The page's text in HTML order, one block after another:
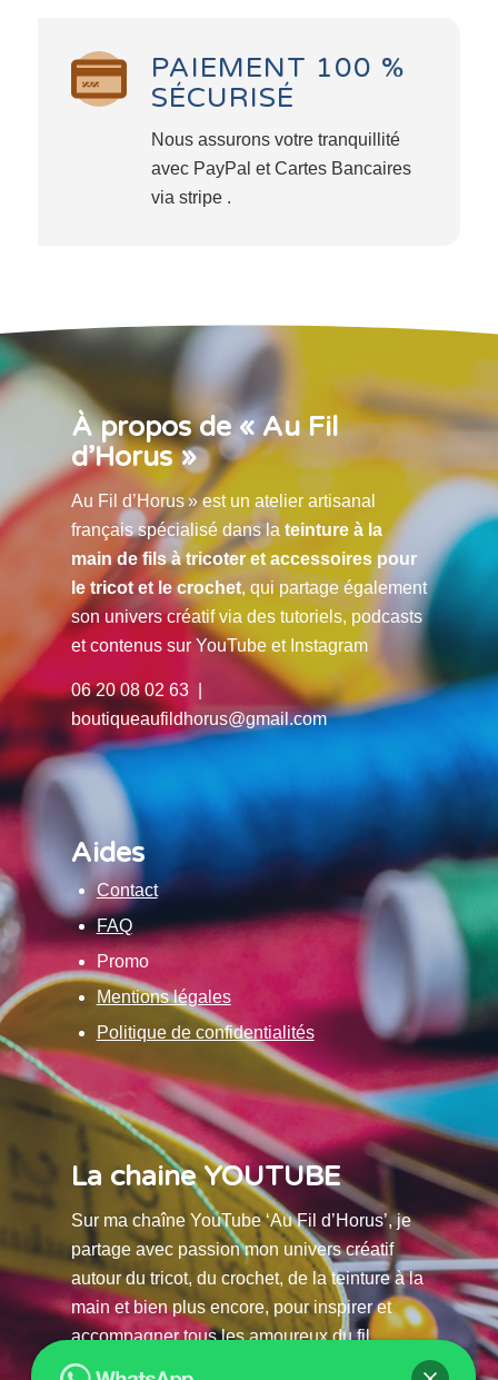
PAIEMENT 100 %
SÉCURISÉ
Nous assurons votre tranquillité
avec PayPal et Cartes Bancaires
via stripe .
À propos de « Au Fil
d’Horus »
Au Fil d’Horus » est un atelier artisanal
français spécialisé dans la teinture à la
main de fils à tricoter et accessoires pour
le tricot et le crochet, qui partage également
son univers créatif via des tutoriels, podcasts
et contenus sur YouTube et Instagram
06 20 08 02 63 |
boutiqueaufildhorus@gmail.com
Aides
Contact
FAQ
Promo
Mentions légales
Politique de confidentialités
La chaine YOUTUBE
Sur ma chaîne YouTube ‘Au Fil d’Horus’, je
partage avec passion mon univers créatif
autour du tricot, du crochet, de la teinture à la
main et bien plus encore, pour inspirer et
accompagner tous les amoureux du fil.